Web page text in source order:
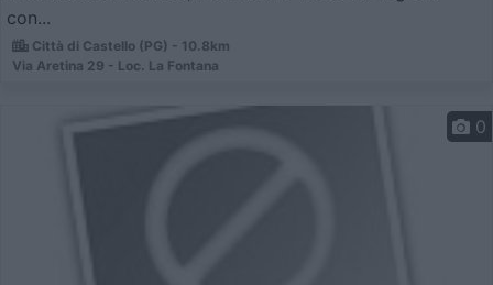
con...
Città di Castello (PG) - 10.8km
Via Aretina 29 - Loc. La Fontana
0